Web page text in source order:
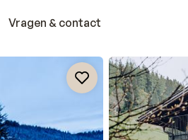
Vragen & contact